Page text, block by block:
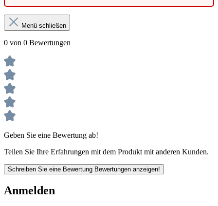
Menü schließen
0 von 0 Bewertungen
Geben Sie eine Bewertung ab!
Teilen Sie Ihre Erfahrungen mit dem Produkt mit anderen Kunden.
Schreiben Sie eine Bewertung Bewertungen anzeigen!
Anmelden